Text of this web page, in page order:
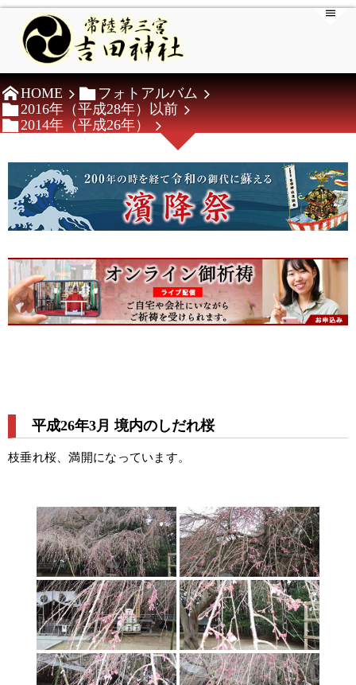
HOME
フォトアルバム
2016年（平成28年）以前
2014年（平成26年）
平成26年3月 境内のしだれ桜
枝垂れ桜、満開になっています。